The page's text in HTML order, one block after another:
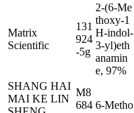
Matrix
Scientific
131
924
-5g
2-(6-Me
thoxy-1
H-indol-
3-yl)eth
anamin
e, 97%
SHANG HAI
MAI KE LIN
M8
684 6-Metho